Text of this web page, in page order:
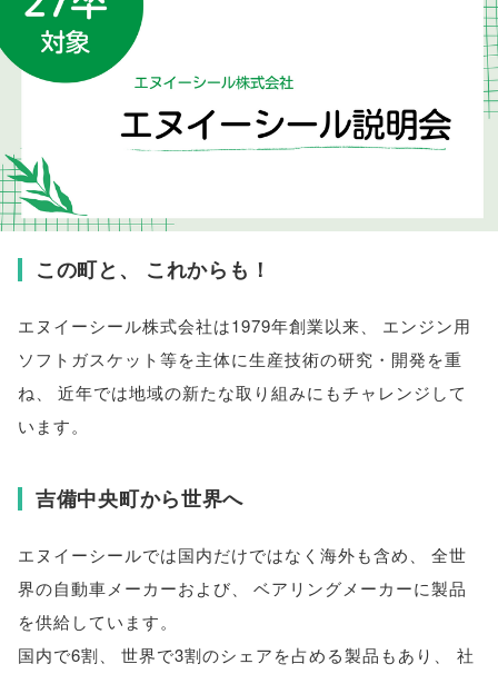
この町と 、 これからも！
エヌイーシール株式会社は1979年創業以来
エンジン用
ソフトガスケット等を主体に生産技術の研究・開発を重
ね
近年では地域の新たな取り組みにもチャレンジして
います。
吉備中央町から世界へ
エヌイーシールでは国内だけではなく海外も含め
全世
界の自動車メーカーおよび
ベアリングメーカーに製品
を供給しています。
国内で6割
世界で3割のシェアを占める製品もあり
社